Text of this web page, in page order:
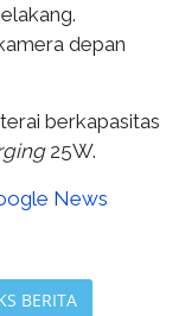
depan
berkapasitas
25W.
News
BERITA